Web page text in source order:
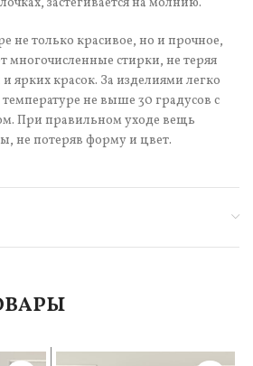
застегивается на молнию.
не только красивое, но и прочное,
многочисленные стирки, не теряя
ярких красок. За изделиями легко
не выше 30 градусов с
При правильном уходе вещь
не потеряв форму и цвет.